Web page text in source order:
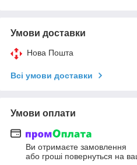
Умови доставки
Нова Пошта
Всі умови доставки
Умови оплати
Ви отримаєте замовлення
або гроші повернуться на